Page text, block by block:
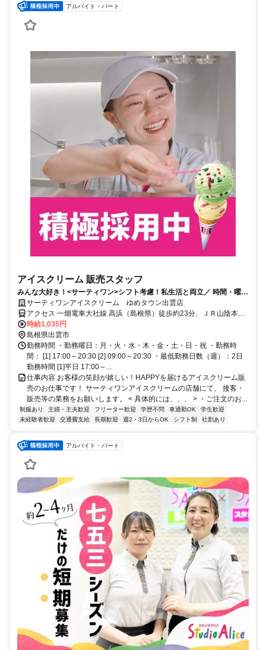
アルバイト・パート
アイスクリーム 販売スタッフ
みんな大好き！<サーティワン>シフト考慮！私生活と両立／ 時間・曜日
応相談／お休みの調整可
サーティワンアイスクリーム ゆめタウン出雲店
アクセス 一畑電車大社線 高浜（島根県）徒歩約23分、ＪＲ山陰本線
出雲市徒歩約25分、連絡バス 出雲市徒歩約25分 バス停「ゆめタウン
出雲前」下車1分
時給1,035円
島根県出雲市
勤務時間 ・勤務曜日：月・火・水・木・金・土・日・祝 ・勤務時
間： [1] 17:00～20:30 [2] 09:00～20:30 ・最低勤務日数（週）：2日
勤務時間 [1]平日 17:00～...
仕事内容 お客様の笑顔が嬉しい！HAPPYを届けるアイスクリーム販
売のお仕事です！ サーティワンアイスクリームの店舗にて、 接客・
販売等の業務をお願いします。 < 具体的には、、、 > ・ご注文のお...
制服あり 主婦・主夫歓迎 フリーター歓迎 学歴不問 車通勤OK
学生歓迎
未経験者歓迎
交通費支給 長期歓迎 週2・3日からOK シフト制 社割あり
アルバイト・パート